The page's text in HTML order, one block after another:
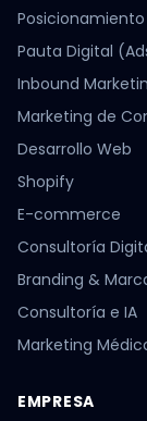
Posicionamiento
Pauta Digital
Inbound
Marketing de
Desarrollo Web
Shopify
E-commerce
Consultoría
Branding &
Consultoría e IA
Marketing
EMPRESA